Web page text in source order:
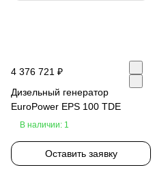
4 376 721 ₽
Дизельный генератор
EuroPower EPS 100 TDE
В наличии: 1
Оставить заявку